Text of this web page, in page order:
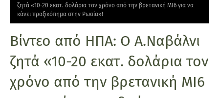
ζητά «10-20 εκατ. δολάρια τον χρόνο από την βρετανική ΜΙ6 για να
κάνει πραξικόπημα στην Ρωσία»!
Βίντεο από ΗΠΑ: O A.Ναβάλνι
ζητά «10-20 εκατ. δολάρια τον
χρόνο από την βρετανική ΜΙ6